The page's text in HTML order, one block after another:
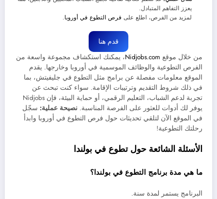
يعزز التفاهم المتبادل.
لمزيد من الفرص، اطلع على فرص التطوع في أوروبا.
قدم هنا
من خلال موقع Nidjobs.com، يمكنك استكشاف مجموعة واسعة من
الفرص التطوعية والوظائف الموسمية في أوروبا وخارجها. يقدم
الموقع معلومات مفصلة عن برامج مثل التطوع في جليفيتش، بما
في ذلك شروط التقديم وترتيبات الإقامة. سواء كنت تبحث عن
تجربة لدعم الشباب، التعليم الرقمي، أو حماية البيئة، فإن Nidjobs
يوفر لك أدوات للعثور على الفرصة المناسبة. نصيحة عملية: سجّل
في الموقع الآن لتلقي تحديثات حول فرص التطوع في أوروبا وابدأ
رحلتك التطوعية!
الأسئلة الشائعة حول تطوع في بولندا
ما هي مدة برنامج التطوع في بولندا؟
البرنامج يستمر لمدة سنة.